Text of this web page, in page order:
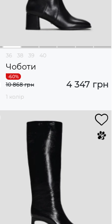
36 38 39 40
Чоботи
4 347 грн
10 868 грн
1 колір